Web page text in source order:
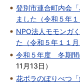
登別市連合町内会
ました（令和５年１
NPO法人モモンガ
た（令和５年１１月
令和５年度 冬期間
11月13日 ）
花ボラのぼりべつ